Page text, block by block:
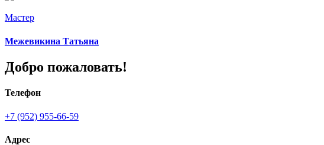
Мастер
Межевикина Татьяна
Добро пожаловать!
Телефон
+7 (952) 955-66-59
Адрес